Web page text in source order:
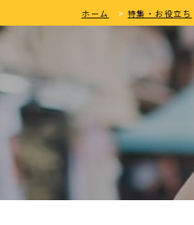
ホーム > 特集・お役立ち